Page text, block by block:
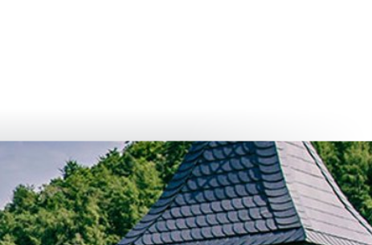
живейте и се наслаждавайте